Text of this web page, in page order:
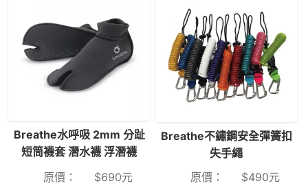
Breathe水呼吸 2mm 分趾
短筒襪套 潛水襪 浮潛襪
原價：
$690元
Breathe不鏽鋼安全彈簧扣
失手繩
原價：
$490元